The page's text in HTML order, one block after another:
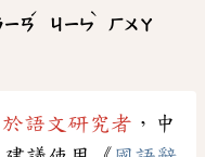
ㄧㄢ
ˊ
ㄐㄧㄣ
ˋ
ㄏㄨㄚ
語文研究者 ，中